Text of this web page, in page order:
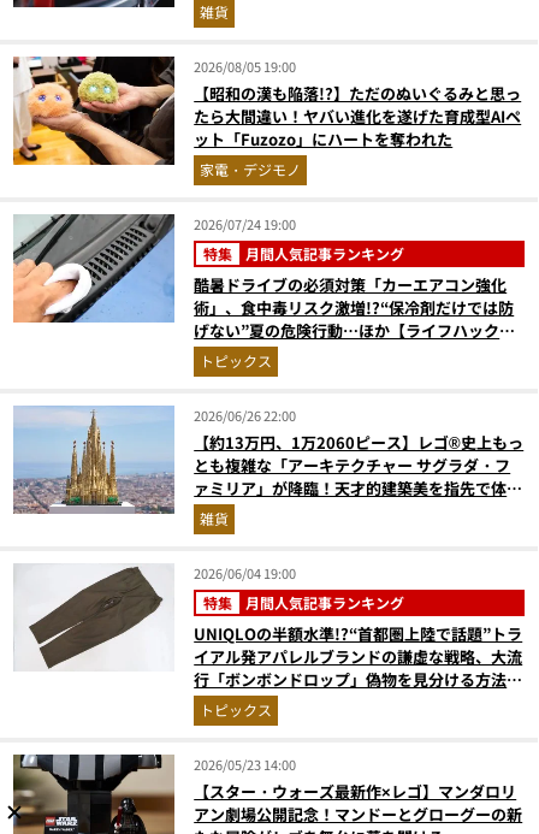
雑貨
2026/08/05 19:00
【昭和の漢も陥落!?】ただのぬいぐるみと思っ
たら大間違い！ヤバい進化を遂げた育成型AIペ
ット「Fuzozo」にハートを奪われた
家電・デジモノ
2026/07/24 19:00
特集 月間人気記事ランキング
酷暑ドライブの必須対策「カーエアコン強化
術」、食中毒リスク激増!?“保冷剤だけでは防
げない”夏の危険行動…ほか【ライフハックの
人気記事ランキングベスト3】（2026年6月
版）
トピックス
2026/06/26 22:00
【約13万円、1万2060ピース】レゴ®︎史上もっ
とも複雑な「アーキテクチャー サグラダ・フ
ァミリア」が降臨！天才的建築美を指先で体感
せよ
雑貨
2026/06/04 19:00
特集 月間人気記事ランキング
UNIQLOの半額水準!?“首都圏上陸で話題”トラ
イアル発アパレルブランドの謙虚な戦略、大流
行「ボンボンドロップ」偽物を見分ける方法と
は？…ほか【トピックスの人気記事ランキング
ベスト3】（2026年4月版）
トピックス
2026/05/23 14:00
【スター・ウォーズ最新作×レゴ】マンダロリ
アン劇場公開記念！マンドーとグローグーの新